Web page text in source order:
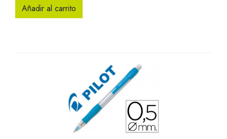
Añadir al carrito